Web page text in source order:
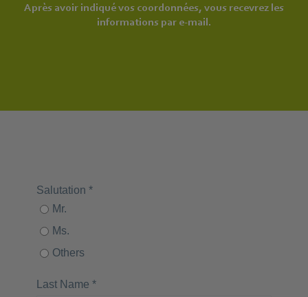
Après avoir indiqué vos coordonnées, vous recevrez les
informations par e-mail.